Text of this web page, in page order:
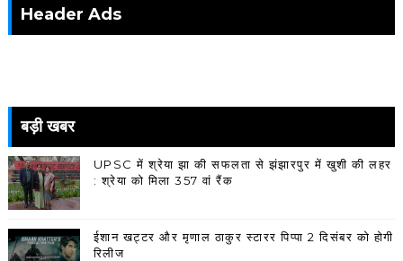
Header Ads
बड़ी खबर
UPSC में श्रेया झा की सफलता से झंझारपुर में खुशी की लहर
: श्रेया को मिला 357 वां रैंक
ईशान खट्टर और मृणाल ठाकुर स्टारर पिप्पा 2 दिसंबर को होगी
रिलीज